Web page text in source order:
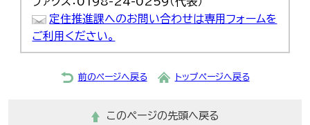
定住推進課へのお問い合わせは専用フォームを
ご利用ください。
前のページへ戻る トップページへ戻る
このページの先頭へ戻る